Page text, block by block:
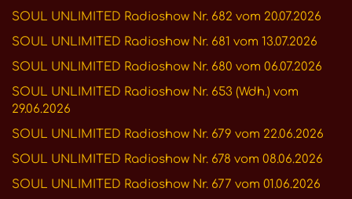
SOUL UNLIMITED Radioshow Nr. 682 vom 20.07.2026
SOUL UNLIMITED Radioshow Nr. 681 vom 13.07.2026
SOUL UNLIMITED Radioshow Nr. 680 vom 06.07.2026
SOUL UNLIMITED Radioshow Nr. 653 (Wdh.) vom
29.06.2026
SOUL UNLIMITED Radioshow Nr. 679 vom 22.06.2026
SOUL UNLIMITED Radioshow Nr. 678 vom 08.06.2026
SOUL UNLIMITED Radioshow Nr. 677 vom 01.06.2026